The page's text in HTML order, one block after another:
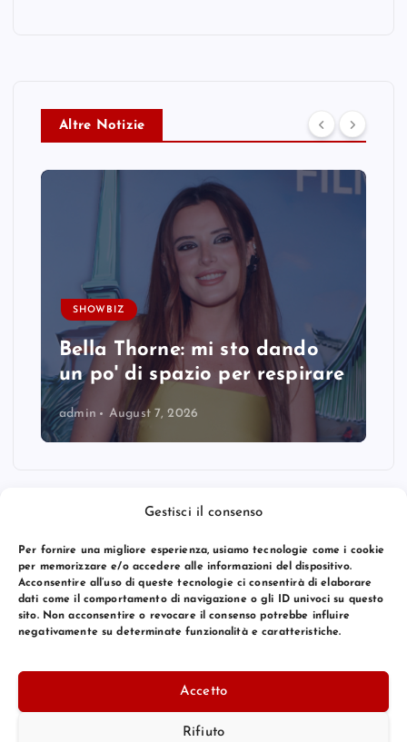
Gestisci il consenso
Per fornire una migliore esperienza, usiamo tecnologie come i cookie
per memorizzare e/o accedere alle informazioni del dispositivo.
Acconsentire all’uso di queste tecnologie ci consentirà di elaborare
dati come il comportamento di navigazione o gli ID univoci su questo
sito. Non acconsentire o revocare il consenso potrebbe influire
negativamente su determinate funzionalità e caratteristiche.
Accetto
Rifiuto
Altre Notizie
SHOWBIZ
Bella Thorne: mi sto dando
un po' di spazio per respirare
admin August 7, 2026